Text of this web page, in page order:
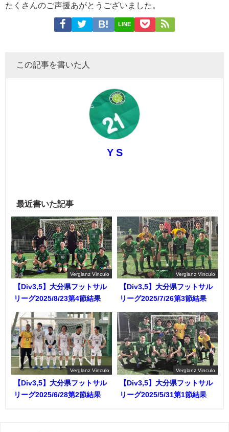
たくさんのご声援あがとうございました。
LINE
この記事を書いた人
Y S
最近書いた記事
Verglanz Vinculo
【Div3,5】大分県フットサル
リーグ2025/8/23第4節結果
Verglanz Vinculo
【Div3,5】大分県フットサル
リーグ2025/7/26第3節結果
Verglanz Vinculo
【Div3,5】大分県フットサル
リーグ2025/6/28第2節結果
Verglanz Vinculo
【Div3,5】大分県フットサル
リーグ2025/5/31第1節結果